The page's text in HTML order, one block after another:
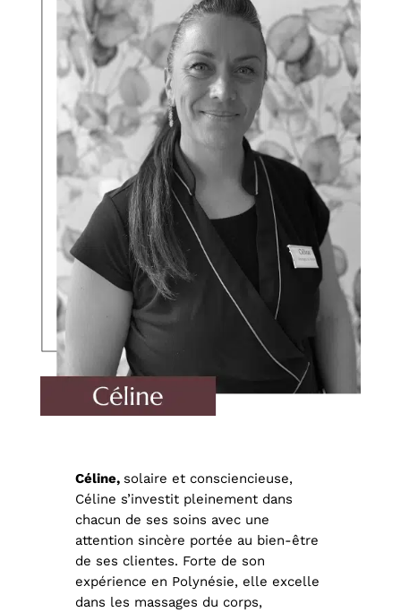
Céline, solaire et consciencieuse,
Céline s’investit pleinement dans
chacun de ses soins avec une
attention sincère portée au bien-être
de ses clientes. Forte de son
expérience en Polynésie, elle excelle
dans les massages du corps,